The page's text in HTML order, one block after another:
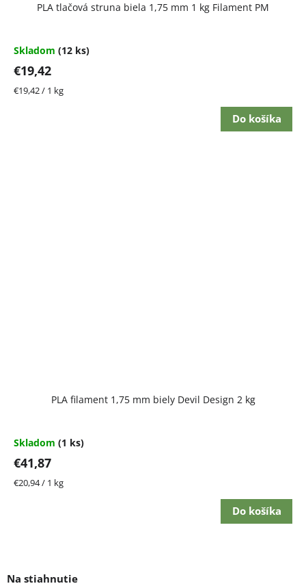
PLA tlačová struna biela 1,75 mm 1 kg Filament PM
hodnotenie
4,5
5
hviezdičiek.
Skladom (12 ks)
€19,42
Jednotková
€19,42 / 1 kg
Do košíka
PLA filament 1,75 mm biely Devil Design 2 kg
Skladom (1 ks)
€41,87
Jednotková
€20,94 / 1 kg
Do košíka